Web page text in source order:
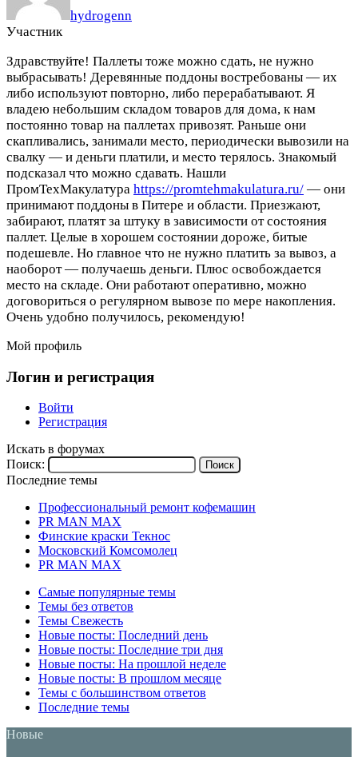
hydrogenn
Участник
Здравствуйте! Паллеты тоже можно сдать, не нужно
выбрасывать! Деревянные поддоны востребованы — их
либо используют повторно, либо перерабатывают. Я
владею небольшим складом товаров для дома, к нам
постоянно товар на паллетах привозят. Раньше они
скапливались, занимали место, периодически вывозили на
свалку — и деньги платили, и место терялось. Знакомый
подсказал что можно сдавать. Нашли
ПромТехМакулатура https://promtehmakulatura.ru/ — они
принимают поддоны в Питере и области. Приезжают,
забирают, платят за штуку в зависимости от состояния
паллет. Целые в хорошем состоянии дороже, битые
подешевле. Но главное что не нужно платить за вывоз, а
наоборот — получаешь деньги. Плюс освобождается
место на складе. Они работают оперативно, можно
договориться о регулярном вывозе по мере накопления.
Очень удобно получилось, рекомендую!
Мой профиль
Логин и регистрация
Войти
Регистрация
Искать в форумах
Поиск:
Последние темы
Профессиональный ремонт кофемашин
PR MAN MAX
Финские краски Текнос
Московский Комсомолец
PR MAN MAX
Самые популярные темы
Темы без ответов
Темы Свежесть
Новые посты: Последний день
Новые посты: Последние три дня
Новые посты: На прошлой неделе
Новые посты: В прошлом месяце
Темы с большинством ответов
Последние темы
Новые